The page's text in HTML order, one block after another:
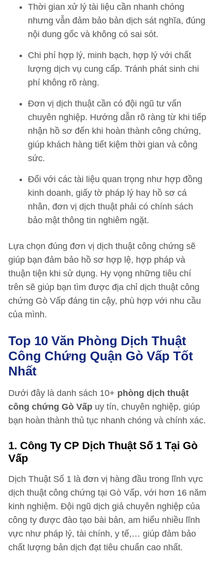
Thời gian xử lý tài liệu cần nhanh chóng
nhưng vẫn đảm bảo bản dịch sát nghĩa, đúng
nội dung gốc và không có sai sót.
Chi phí hợp lý, minh bạch, hợp lý với chất
lượng dịch vụ cung cấp. Tránh phát sinh chi
phí không rõ ràng.
Đơn vị dịch thuật cần có đội ngũ tư vấn
chuyên nghiệp. Hướng dẫn rõ ràng từ khi tiếp
nhận hồ sơ đến khi hoàn thành công chứng,
giúp khách hàng tiết kiệm thời gian và công
sức.
Đối với các tài liệu quan trọng như hợp đồng
kinh doanh, giấy tờ pháp lý hay hồ sơ cá
nhân, đơn vị dịch thuật phải có chính sách
bảo mật thông tin nghiêm ngặt.
Lựa chọn đúng đơn vị dịch thuật công chứng sẽ
giúp bạn đảm bảo hồ sơ hợp lệ, hợp pháp và
thuận tiện khi sử dụng. Hy vọng những tiêu chí
trên sẽ giúp bạn tìm được địa chỉ dịch thuật công
chứng Gò Vấp đáng tin cậy, phù hợp với nhu cầu
của mình.
Top 10 Văn Phòng Dịch Thuật
Công Chứng Quận Gò Vấp Tốt
Nhất
Dưới đây là danh sách 10+ phòng dịch thuật
công chứng Gò Vấp uy tín, chuyên nghiệp, giúp
bạn hoàn thành thủ tục nhanh chóng và chính xác.
1. Công Ty CP Dịch Thuật Số 1 Tại Gò
Vấp
Dịch Thuật Số 1 là đơn vị hàng đầu trong lĩnh vực
dịch thuật công chứng tại Gò Vấp, với hơn 16 năm
kinh nghiệm. Đội ngũ dịch giả chuyên nghiệp của
công ty được đào tạo bài bản, am hiểu nhiều lĩnh
vực như pháp lý, tài chính, y tế,… giúp đảm bảo
chất lượng bản dịch đạt tiêu chuẩn cao nhất.